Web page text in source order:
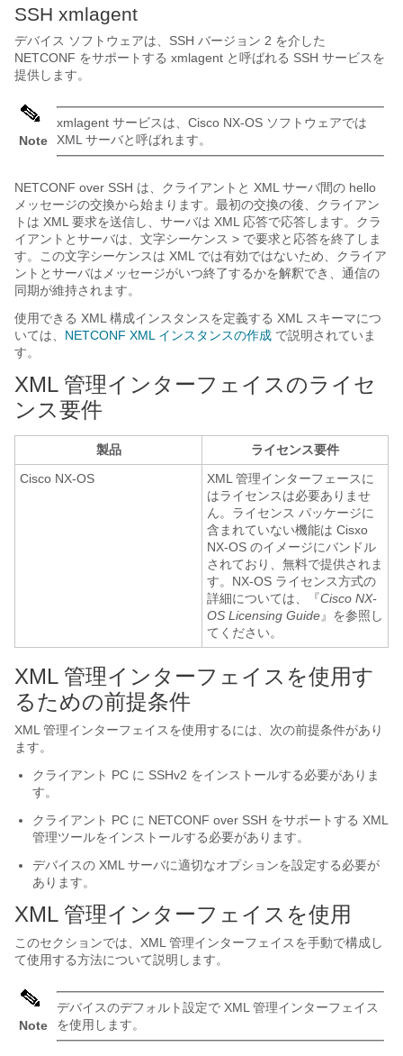
SSH xmlagent
デバイス ソフトウェアは、SSH バージョン 2 を介した
NETCONF をサポートする xmlagent と呼ばれる SSH サービスを
提供します。
Note
xmlagent サービスは、Cisco NX-OS ソフトウェアでは
XML サーバと呼ばれます。
NETCONF over SSH は、クライアントと XML サーバ間の hello
メッセージの交換から始まります。最初の交換の後、クライアン
トは XML 要求を送信し、サーバは XML 応答で応答します。クラ
イアントとサーバは、文字シーケンス > で要求と応答を終了しま
す。この文字シーケンスは XML では有効ではないため、クライア
ントとサーバはメッセージがいつ終了するかを解釈でき、通信の
同期が維持されます。
使用できる XML 構成インスタンスを定義する XML スキーマにつ
いては、 NETCONF XML インスタンスの作成 で説明されていま
す。
XML 管理インターフェイスのライセ
ンス要件
製品
ライセンス要件
Cisco NX-OS
XML 管理インターフェースに
はライセンスは必要ありませ
ん。ライセンス パッケージに
含まれていない機能は Cisxo
NX-OS のイメージにバンドル
されており、無料で提供されま
す。NX-OS ライセンス方式の
詳細については、『Cisco NX-
OS Licensing Guide』を参照し
てください。
XML 管理インターフェイスを使用す
るための前提条件
XML 管理インターフェイスを使用するには、次の前提条件があり
ます。
クライアント PC に SSHv2 をインストールする必要がありま
す。
クライアント PC に NETCONF over SSH をサポートする XML
管理ツールをインストールする必要があります。
デバイスの XML サーバに適切なオプションを設定する必要が
あります。
XML 管理インターフェイスを使用
このセクションでは、XML 管理インターフェイスを手動で構成し
て使用する方法について説明します。
Note
デバイスのデフォルト設定で XML 管理インターフェイス
を使用します。